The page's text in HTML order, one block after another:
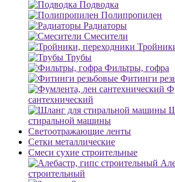
Подводка
Полипропилен
Радиаторы
Смесители
Трубы
Фильтры, гофра
Фитинги
сантехнический
стиральной машины
Светоотражающие ленты
Сетки металлические
Смеси сухие строительные
строительный